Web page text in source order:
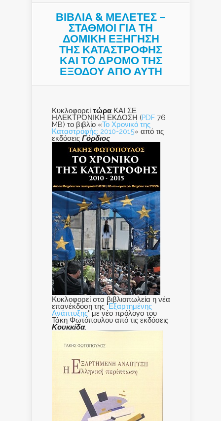
ΒΙΒΛΙΑ & ΜΕΛΕΤΕΣ –
ΣΤΑΘΜΟΙ ΓΙΑ ΤΗ
ΔΟΜΙΚΗ ΕΞΗΓΗΣΗ
ΤΗΣ ΚΑΤΑΣΤΡΟΦΗΣ
ΚΑΙ ΤO ΔΡΟΜΟ ΤΗΣ
ΕΞΟΔΟΥ ΑΠΟ ΑΥΤΗ
Κυκλοφορεί τώρα ΚΑΙ ΣΕ
ΗΛΕΚΤΡΟΝΙΚΗ ΕΚΔΟΣΗ (PDF 76
MB) το βιβλίο «Το Χρονικό της
Καταστροφής: 2010-2015» από τις
εκδόσεις Γόρδιος
Κυκλοφορεί στα βιβλιοπωλεία η νέα
επανέκδοση της "Εξαρτημένης
Ανάπτυξης" με νέο πρόλογο του
Τάκη Φωτόπουλου από τις εκδόσεις
Κουκκίδα.